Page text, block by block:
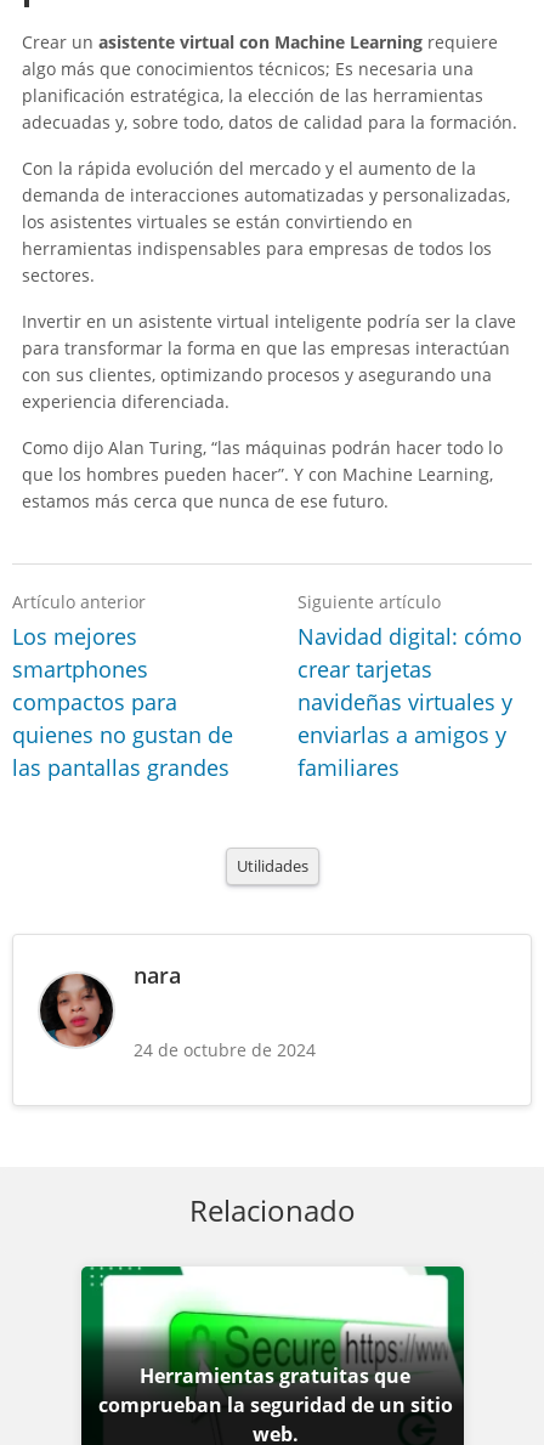
Crear un asistente virtual con Machine Learning requiere
algo más que conocimientos técnicos; Es necesaria una
planificación estratégica, la elección de las herramientas
adecuadas y, sobre todo, datos de calidad para la formación.
Con la rápida evolución del mercado y el aumento de la
demanda de interacciones automatizadas y personalizadas,
los asistentes virtuales se están convirtiendo en
herramientas indispensables para empresas de todos los
sectores.
Invertir en un asistente virtual inteligente podría ser la clave
para transformar la forma en que las empresas interactúan
con sus clientes, optimizando procesos y asegurando una
experiencia diferenciada.
Como dijo Alan Turing, “las máquinas podrán hacer todo lo
que los hombres pueden hacer”. Y con Machine Learning,
estamos más cerca que nunca de ese futuro.
Artículo anterior
Los mejores
smartphones
compactos para
quienes no gustan de
las pantallas grandes
Siguiente artículo
Navidad digital: cómo
crear tarjetas
navideñas virtuales y
enviarlas a amigos y
familiares
Utilidades
nara
24 de octubre de 2024
Relacionado
Herramientas gratuitas que
comprueban la seguridad de un sitio
web.